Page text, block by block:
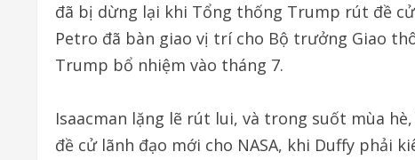
đã bị dừng lại khi Tổng thống Trump rút đề cử
Petro đã bàn giao vị trí cho Bộ trưởng Giao
Trump bổ nhiệm vào tháng 7.
Isaacman lặng lẽ rút lui, và trong suốt mùa
đề cử lãnh đạo mới cho NASA, khi Duffy phải